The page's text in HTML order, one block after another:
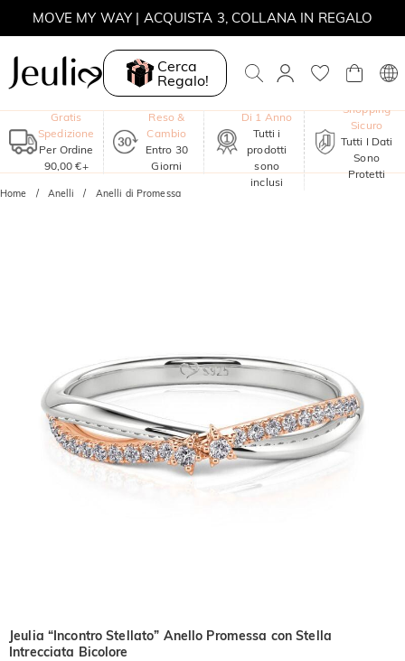
MOVE MY WAY | ACQUISTA 3, COLLANA IN REGALO
Cerca
Regalo!
Gratis
Spedizione
Per Ordine
90,00 €+
Reso &
Cambio
Entro 30
Giorni
Di 1 Anno
Tutti i
prodotti
sono
inclusi
Shopping
Sicuro
Tutti I Dati
Sono
Protetti
Home Anelli Anelli di Promessa
Jeulia “Incontro Stellato” Anello Promessa con Stella
Intrecciata Bicolore